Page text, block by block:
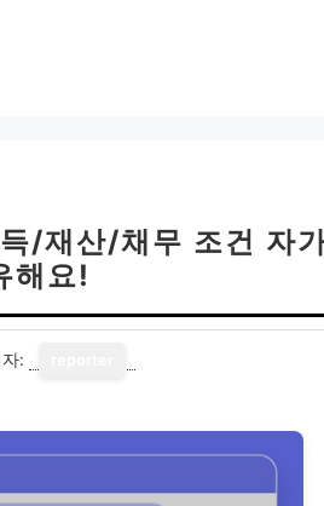
/재산/채무 조건 자
해요!
: